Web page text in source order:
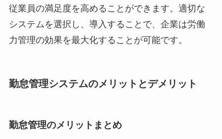
従業員の満足度を高めることができます。適切な
システムを選択し、導入することで、企業は労働
力管理の効果を最大化することが可能です。
勤怠管理システムのメリットとデメリット
勤怠管理のメリットまとめ